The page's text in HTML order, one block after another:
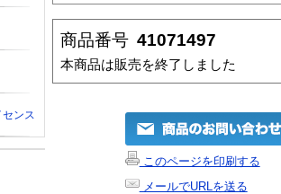
商品番号 41071497
本商品は販売を終了しました
このページを印刷する
メールでURLを送る
ンス